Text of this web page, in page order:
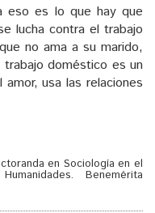
eso es lo que hay que
lucha contra el trabajo
no ama a su marido,
doméstico es un
usa las relaciones
en Sociología en el
Benemérita